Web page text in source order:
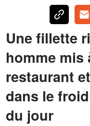
Une fillette
homme mis
restaurant
dans le
du jour